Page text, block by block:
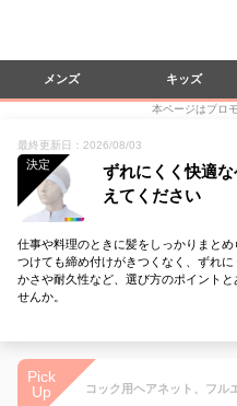
メンズ キッズ
本ページはプロ
最終更新日：2026/08/03
決定
ずれにくく快適
えてください
仕事や料理のときに髪をしっかりまと
つけても締め付けがきつくなく、ずれ
かさや耐久性など、選び方のポイント
せんか。
Pick
Up